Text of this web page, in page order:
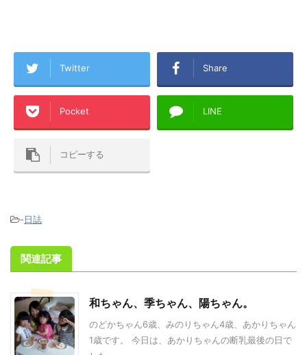
Twitter Share
Pocket LINE
コピーする
-日誌
関連記事
和ちゃん、季ちゃん、陽ちゃん。
のどかちゃん6歳、みのりちゃん4歳、あかりちゃん
1歳です。 今日は、あかりちゃんの断乳最後の日で